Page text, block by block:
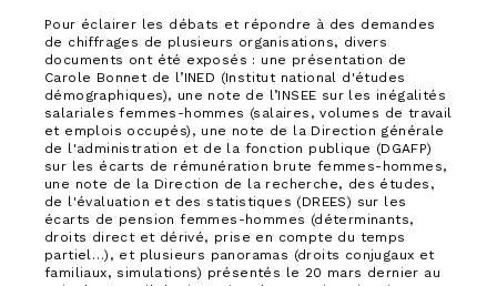
Pour éclairer les débats et répondre à des demandes
de chiffrages de plusieurs organisations, divers
documents ont été exposés : une présentation de
Carole Bonnet de l’INED (Institut national d'études
démographiques), une note de l’INSEE sur les inégalités
salariales femmes-hommes (salaires, volumes de travail
et emplois occupés), une note de la Direction générale
de l'administration et de la fonction publique (DGAFP)
sur les écarts de rémunération brute femmes-hommes,
une note de la Direction de la recherche, des études,
de l'évaluation et des statistiques (DREES) sur les
écarts de pension femmes-hommes (déterminants,
droits direct et dérivé, prise en compte du temps
partiel…), et plusieurs panoramas (droits conjugaux et
familiaux, simulations) présentés le 20 mars dernier au